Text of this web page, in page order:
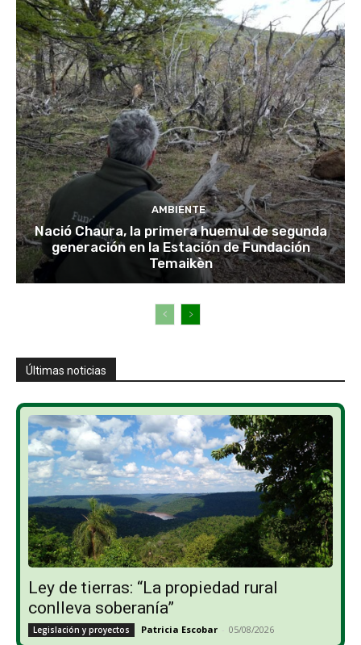
AMBIENTE
Nació Chaura, la primera huemul de segunda
generación en la Estación de Fundación
Temaikèn
Últimas noticias
Ley de tierras: “La propiedad rural
conlleva soberanía”
Legislación y proyectos Patricia Escobar - 05/08/2026